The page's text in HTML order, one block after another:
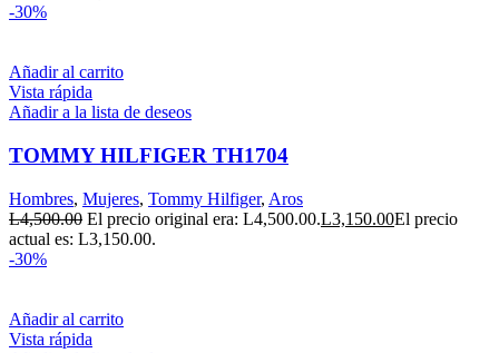
-30%
Añadir al carrito
Vista rápida
Añadir a la lista de deseos
TOMMY HILFIGER TH1704
Hombres, Mujeres, Tommy Hilfiger, Aros
L4,500.00 El precio original era: L4,500.00.L3,150.00El precio
actual es: L3,150.00.
-30%
Añadir al carrito
Vista rápida